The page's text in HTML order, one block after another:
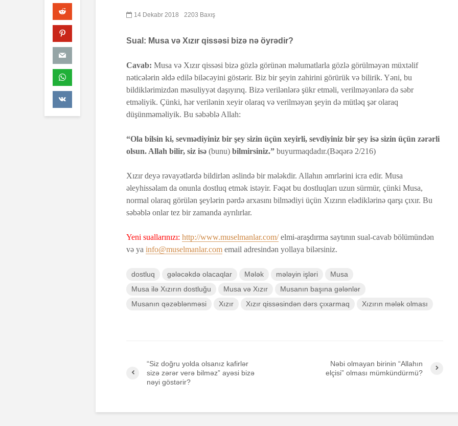
14 Dekabr 2018 2203 Baxış
Sual: Musa və Xızır qissəsi bizə nə öyrədir?
Cavab: Musa və Xızır qissəsi bizə gözlə görünən məlumatlarla gözlə görülməyən müxtəlif
nəticələrin əldə edilə biləcəyini göstərir. Biz bir şeyin zahirini görürük və bilirik. Yəni, bu
bildiklərimizdən məsuliyyət daşıyırıq. Bizə verilənlərə şükr etməli, verilməyənlərə də səbr
etməliyik. Çünki, hər verilənin xeyir olaraq və verilməyən şeyin də mütləq şər olaraq
düşünməməliyik. Bu səbəblə Allah:
“Ola bilsin ki, sevmədiyiniz bir şey sizin üçün xeyirli, sevdiyiniz bir şey isə sizin üçün zərərli
olsun. Allah bilir, siz isə (bunu) bilmirsiniz.” buyurmaqdadır.(Bəqərə 2/216)
Xızır deyə rəvayətlərdə bildirlən əslində bir mələkdir. Allahın əmrlərini icra edir. Musa
əleyhissəlam da onunla dostluq etmək istəyir. Fəqət bu dostluqları uzun sürmür, çünki Musa,
normal olaraq görülən şeylərin pərdə arxasını bilmədiyi üçün Xızırın elədiklərinə qarşı çıxır. Bu
səbəblə onlar tez bir zamanda ayrılırlar.
Yeni suallarınızı: http://www.muselmanlar.com/elmi-araşdırma saytının sual-cavab bölümündən
və ya info@muselmanlar.com email adresindən yollaya bilərsiniz.
dostluq gələcəkdə olacaqlar Mələk mələyin işləri
Musa
Musa ilə Xızırın dostluğu
Musa və Xızır
Musanın başına gələnlər
Musanın qəzəblənməsi
Xızır Xızır qissəsindən dərs çıxarmaq Xızırın mələk olması
“Siz doğru yolda olsanız kafirlər
sizə zərər verə bilməz” ayəsi bizə
nəyi göstərir?
Nəbi olmayan birinin “Allahın
elçisi” olması mümkündürmü?
müsəlmana qisas
17 İyul 2026
Səba surəsi
10 İyul 2026
Faiz nədir?
AŞURA BARƏDƏ
48 Baxış
yox?
19 İyun 2026
52 Baxış
Səcdə surəsi
Bir işə, şirkətə pul
qoyub qazancından
olmazmı?
5 İyun 2026
37 Baxış